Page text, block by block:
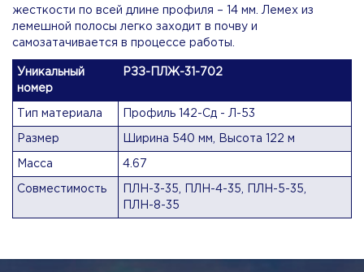
жесткости по всей длине профиля – 14 мм. Лемех из
лемешной полосы легко заходит в почву и
самозатачивается в процессе работы.
Уникальный
номер
РЗЗ-ПЛЖ-31-702
Тип материала Профиль 142-Сд - Л-53
Размер Ширина 540 мм, Высота 122 м
Масса 4.67
Совместимость
ПЛН-3-35, ПЛН-4-35, ПЛН-5-35,
ПЛН-8-35